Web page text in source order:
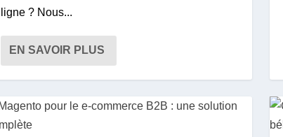
ligne ? Nous...
EN SAVOIR PLUS